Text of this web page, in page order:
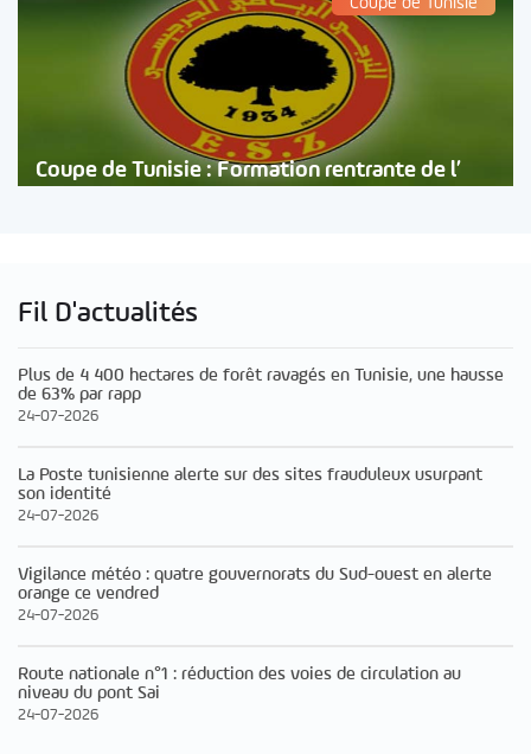
Coupe de Tunisie : Formation rentrante de l’
Fil D'actualités
Plus de 4 400 hectares de forêt ravagés en Tunisie, une hausse
de 63% par rapp
24-07-2026
La Poste tunisienne alerte sur des sites frauduleux usurpant
son identité
24-07-2026
Vigilance météo : quatre gouvernorats du Sud-ouest en alerte
orange ce vendred
24-07-2026
Route nationale n°1 : réduction des voies de circulation au
niveau du pont Sai
24-07-2026